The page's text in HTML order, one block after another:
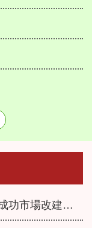
新工處設計品質獲雙獎肯定！成功市場改建、永福之家重建榮獲「2026國家卓越建設獎」